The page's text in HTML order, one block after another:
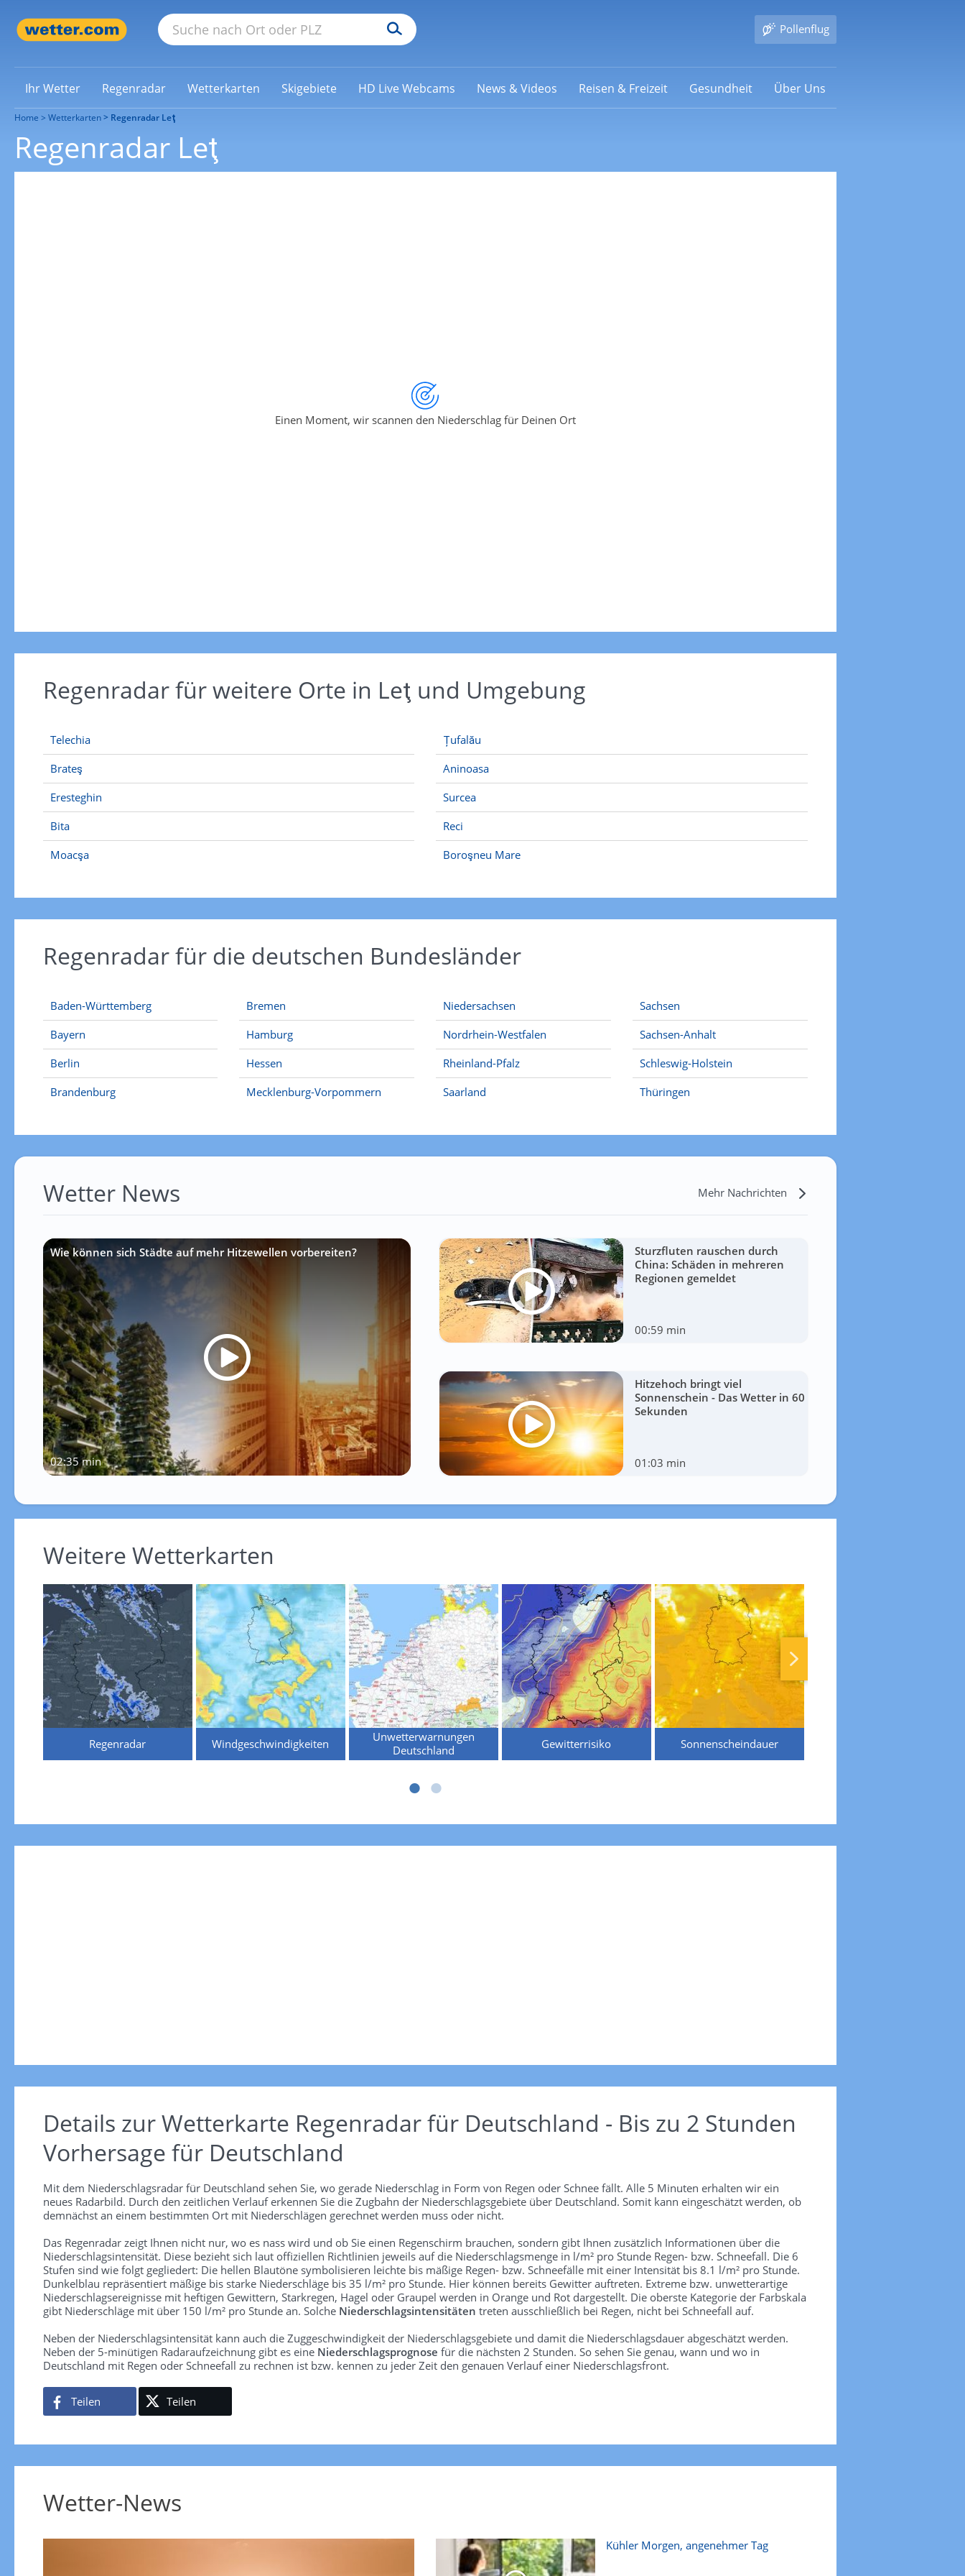
Pollenflug
Ihr Wetter Regenradar Wetterkarten Skigebiete HD Live Webcams News & Videos Reisen & Freizeit Gesundheit Über Uns
Home Wetterkarten Regenradar Leţ
Regenradar Leţ
Einen Moment, wir scannen den Niederschlag für Deinen Ort
Regenradar für weitere Orte in Leţ und Umgebung
Telechia
Brateş
Eresteghin
Bita
Moacşa
Țufalău
Aninoasa
Surcea
Reci
Boroşneu Mare
Regenradar für die deutschen Bundesländer
Baden-Württemberg
Bayern
Berlin
Brandenburg
Bremen
Hamburg
Hessen
Mecklenburg-Vorpommern
Niedersachsen
Nordrhein-Westfalen
Rheinland-Pfalz
Saarland
Sachsen
Sachsen-Anhalt
Schleswig-Holstein
Thüringen
Wetter News Mehr Nachrichten
Wie können sich Städte auf mehr Hitzewellen vorbereiten?
02:35 min
Sturzfluten rauschen durch
China: Schäden in mehreren
Regionen gemeldet
00:59 min
Hitzehoch bringt viel
Sonnenschein - Das Wetter in 60
Sekunden
01:03 min
Weitere Wetterkarten
Regenradar Windgeschwindigkeiten
Unwetterwarnungen
Deutschland
Gewitterrisiko Sonnenscheindauer
Details zur Wetterkarte Regenradar für Deutschland - Bis zu 2 Stunden
Vorhersage für Deutschland
Mit dem Niederschlagsradar für Deutschland sehen Sie, wo gerade Niederschlag in Form von Regen oder Schnee fällt. Alle 5 Minuten erhalten wir ein
neues Radarbild. Durch den zeitlichen Verlauf erkennen Sie die Zugbahn der Niederschlagsgebiete über Deutschland. Somit kann eingeschätzt werden, ob
demnächst an einem bestimmten Ort mit Niederschlägen gerechnet werden muss oder nicht.
Das Regenradar zeigt Ihnen nicht nur, wo es nass wird und ob Sie einen Regenschirm brauchen, sondern gibt Ihnen zusätzlich Informationen über die
Niederschlagsintensität. Diese bezieht sich laut offiziellen Richtlinien jeweils auf die Niederschlagsmenge in l/m² pro Stunde Regen- bzw. Schneefall. Die 6
Stufen sind wie folgt gegliedert: Die hellen Blautöne symbolisieren leichte bis mäßige Regen- bzw. Schneefälle mit einer Intensität bis 8.1 l/m² pro Stunde.
Dunkelblau repräsentiert mäßige bis starke Niederschläge bis 35 l/m² pro Stunde. Hier können bereits Gewitter auftreten. Extreme bzw. unwetterartige
Niederschlagsereignisse mit heftigen Gewittern, Starkregen, Hagel oder Graupel werden in Orange und Rot dargestellt. Die oberste Kategorie der Farbskala
gibt Niederschläge mit über 150 l/m² pro Stunde an. Solche Niederschlagsintensitäten treten ausschließlich bei Regen, nicht bei Schneefall auf.
Neben der Niederschlagsintensität kann auch die Zuggeschwindigkeit der Niederschlagsgebiete und damit die Niederschlagsdauer abgeschätzt werden.
Neben der 5-minütigen Radaraufzeichnung gibt es eine Niederschlagsprognose für die nächsten 2 Stunden. So sehen Sie genau, wann und wo in
Deutschland mit Regen oder Schneefall zu rechnen ist bzw. kennen zu jeder Zeit den genauen Verlauf einer Niederschlagsfront.
Teilen Teilen
Wetter-News
Kühler Morgen, angenehmer Tag